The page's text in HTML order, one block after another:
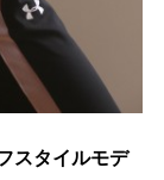
スタイルモデ